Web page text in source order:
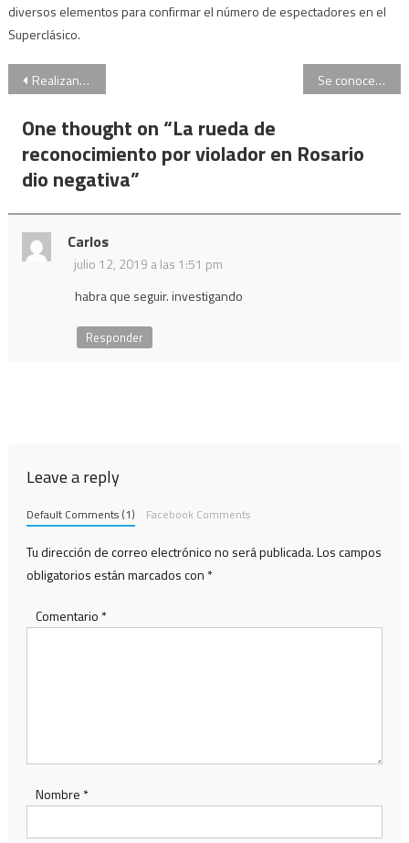
diversos elementos para confirmar el número de espectadores en el
Superclásico.
Navegación
de
entradas
Realizan el primer llamado a cupo laboral trans en Uruguay Se conoce el veredicto del juicio contra Cristian Aldana, líder de la banda “El Otro Yo”
One thought on “La rueda de
reconocimiento por violador en Rosario
dio negativa”
Carlos
julio 12, 2019 a las 1:51 pm
habra que seguir. investigando
Responder
Leave a reply
Default Comments (1) Facebook Comments
Tu dirección de correo electrónico no será publicada.Los campos
obligatorios están marcados con *
Comentario *
Nombre *